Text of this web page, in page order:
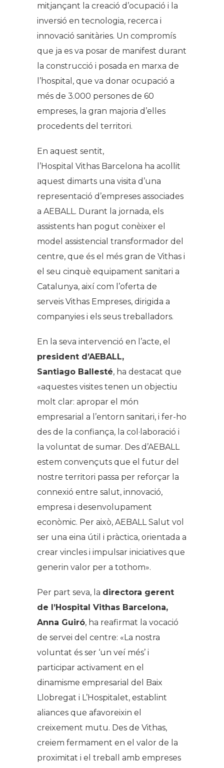
mitjançant la creació d’ocupació i la
inversió en tecnologia, recerca i
innovació sanitàries. Un compromís
que ja es va posar de manifest durant
la construcció i posada en marxa de
l’hospital, que va donar ocupació a
més de 3.000 persones de 60
empreses, la gran majoria d’elles
procedents del territori.
En aquest sentit,
l’Hospital Vithas Barcelona ha acollit
aquest dimarts una visita d’una
representació d’empreses associades
a AEBALL. Durant la jornada, els
assistents han pogut conèixer el
model assistencial transformador del
centre, que és el més gran de Vithas i
el seu cinquè equipament sanitari a
Catalunya, així com l’oferta de
serveis Vithas Empreses, dirigida a
companyies i els seus treballadors.
En la seva intervenció en l’acte, el
president d’AEBALL,
Santiago Ballesté, ha destacat que
«aquestes visites tenen un objectiu
molt clar: apropar el món
empresarial a l’entorn sanitari, i fer-ho
des de la confiança, la col·laboració i
la voluntat de sumar. Des d’AEBALL
estem convençuts que el futur del
nostre territori passa per reforçar la
connexió entre salut, innovació,
empresa i desenvolupament
econòmic. Per això, AEBALL Salut vol
ser una eina útil i pràctica, orientada a
crear vincles i impulsar iniciatives que
generin valor per a tothom».
Per part seva, la directora gerent
de l’Hospital Vithas Barcelona,
Anna Guiró, ha reafirmat la vocació
de servei del centre: «La nostra
voluntat és ser ‘un veí més’ i
participar activament en el
dinamisme empresarial del Baix
Llobregat i L’Hospitalet, establint
aliances que afavoreixin el
creixement mutu. Des de Vithas,
creiem fermament en el valor de la
proximitat i el treball amb empreses